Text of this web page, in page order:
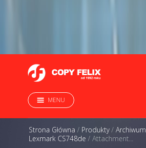
MENU
Strona Główna / Produkty/ Archiwum
Lexmark CS748de / Attachment...